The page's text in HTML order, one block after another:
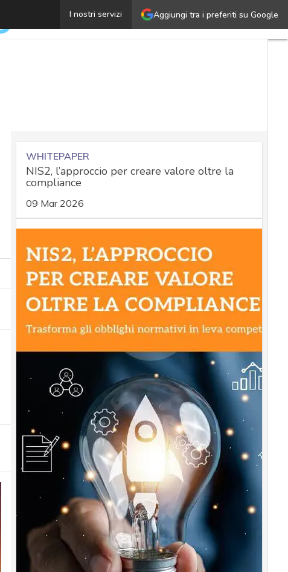
Aggiungi tra i preferiti su Google
I nostri servizi
Vulnerability management: ecco perché la
WHITEPAPER
NIS2, l’approccio per creare valore oltre la
compliance
09 Mar 2026